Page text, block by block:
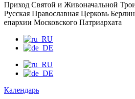
Приход Святой и Живоначальной
Русская Православная Церковь
епархии Московского Патриархата
Календарь